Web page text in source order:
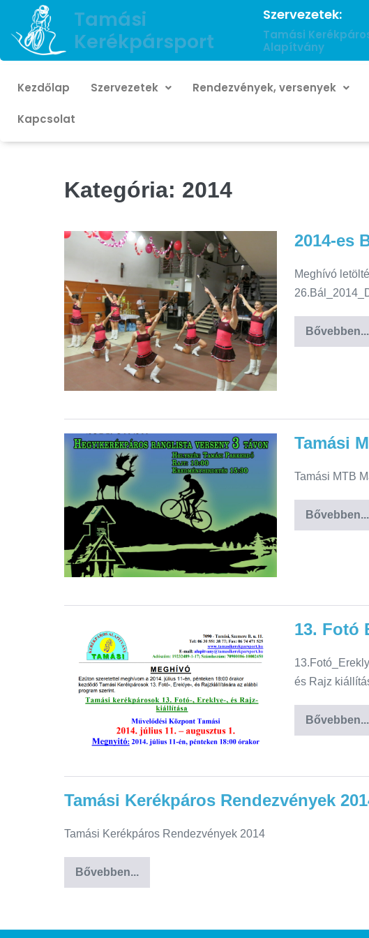
Tamási
Kerékpársport
Szervezetek:
Tamási
Alapítvány
Kezdőlap Szervezetek Rendezvények, versenyek
Kapcsolat
Kategória: 2014
2014-es
Meghívó
Bővebben...
Tamási
Tamási MTB
Bővebben...
13. Fotó
és Rajz
Bővebben...
Tamási Kerékpáros Rendezvények
Tamási Kerékpáros Rendezvények 2014
Bővebben...